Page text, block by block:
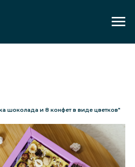
шоколада и 8 конфет в виде цветков"